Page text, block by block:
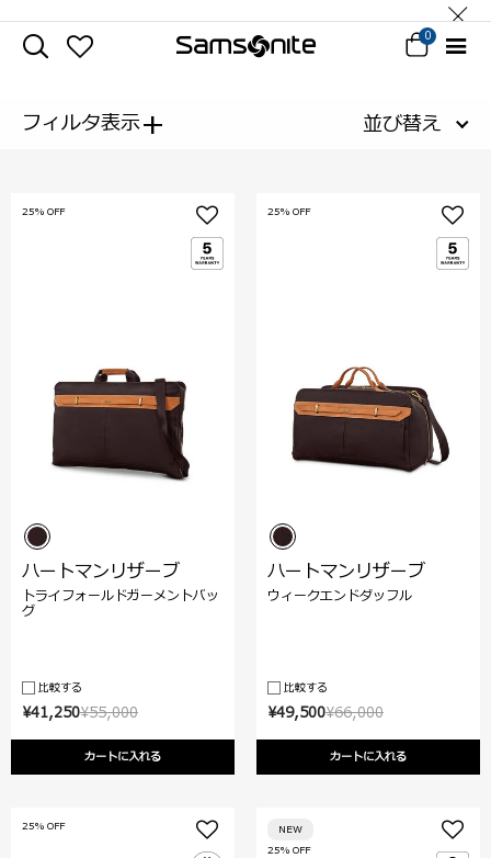
0
フィルタ表示+ 並び替え
¥55,000
¥41,250
カートに入れる
25% OFF
ハートマンリザーブ
トライフォールドガーメントバッ
グ
比較する
¥66,000
¥49,500
カートに入れる
25% OFF
ハートマンリザーブ
ウィークエンドダッフル
比較する
25% OFF
25% OFF
NEW